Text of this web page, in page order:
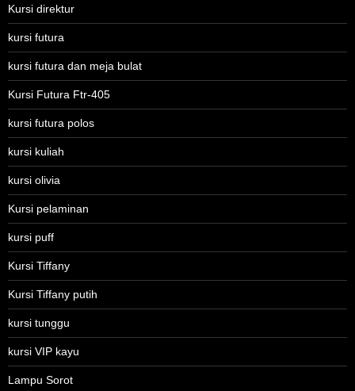
Kursi direktur
kursi futura
kursi futura dan meja bulat
Kursi Futura Ftr-405
kursi futura polos
kursi kuliah
kursi olivia
Kursi pelaminan
kursi puff
Kursi Tiffany
Kursi Tiffany putih
kursi tunggu
kursi VIP kayu
Lampu Sorot